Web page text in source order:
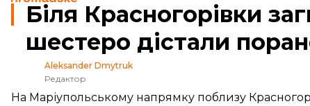
Біля Красногорівки
шестеро дістали
Aleksander Dmytruk
Редактор
На Маріупольському напрямку поблизу